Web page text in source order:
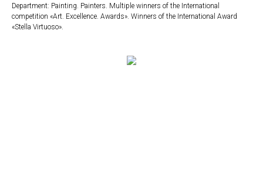
Department: Painting. Painters. Multiple winners of the International
competition «Art. Excellence. Awards». Winners of the International Award
«Stella Virtuoso».